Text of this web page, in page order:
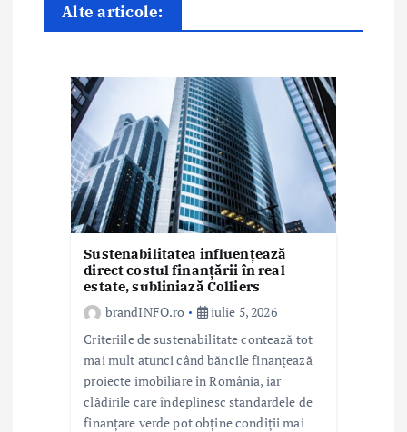
n
Alte articole:
Sustenabilitatea influențează
direct costul finanțării în real
estate, subliniază Colliers
brandINFO.ro
iulie 5, 2026
Criteriile de sustenabilitate contează tot
mai mult atunci când băncile finanțează
proiecte imobiliare în România, iar
clădirile care îndeplinesc standardele de
finanțare verde pot obține condiții mai